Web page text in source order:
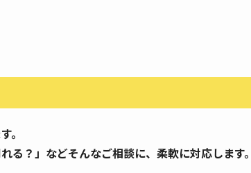
。
る？」などそんなご相談に、柔軟に対応します。